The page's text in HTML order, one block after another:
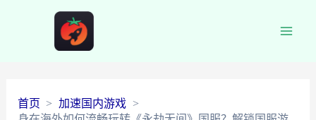
首页
加速国内游戏